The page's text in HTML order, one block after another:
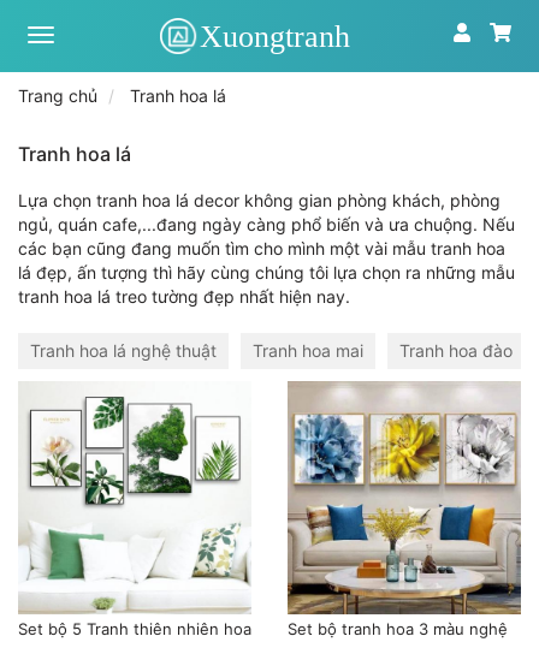
Xưởng
quốc
Tranh
treo
theo
yêu
cầu
Trang chủ Tranh hoa lá
Tranh hoa lá
Lựa chọn tranh hoa lá decor không gian phòng khách, phòng
ngủ, quán cafe,...đang ngày càng phổ biến và ưa chuộng. Nếu
các bạn cũng đang muốn tìm cho mình một vài mẫu tranh hoa
lá đẹp, ấn tượng thì hãy cùng chúng tôi lựa chọn ra những mẫu
tranh hoa lá treo tường đẹp nhất hiện nay.
Tranh hoa lá nghệ thuật Tranh hoa mai Tranh hoa đào
Set bộ 5 Tranh thiên nhiên hoa
Set bộ tranh hoa 3 màu nghệ